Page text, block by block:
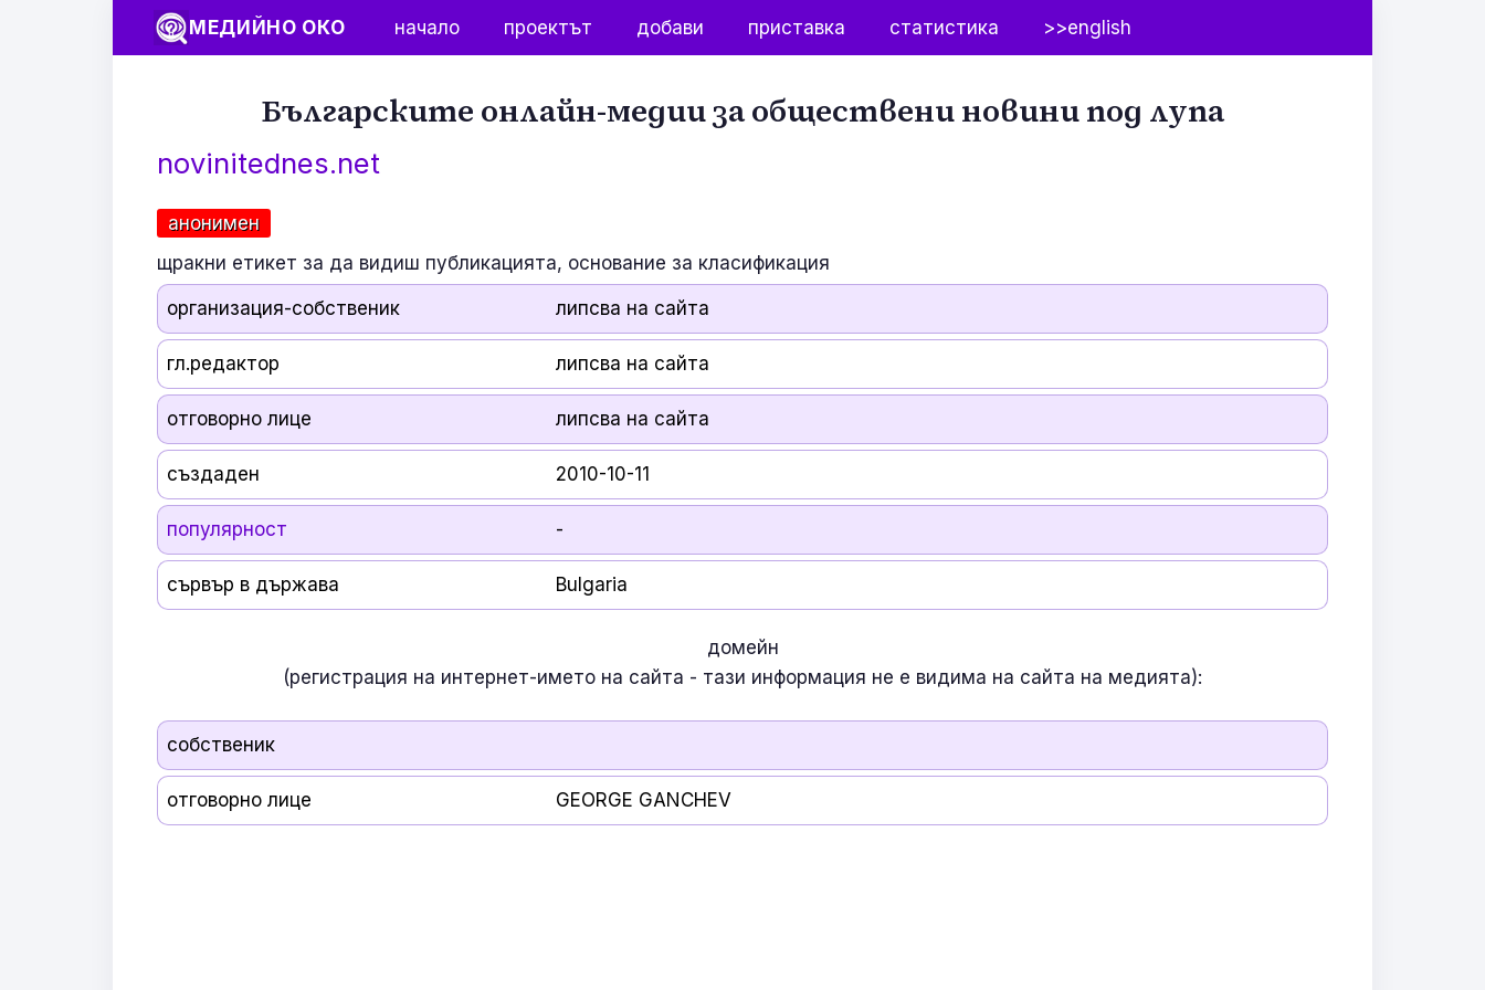
МЕДИЙНО ОКО начало проектът добави приставка статистика >>english
Българските онлайн-медии за обществени новини под лупа
novinitednes.net
анонимен
щракни етикет за да видиш публикацията, основание за класификация
организация-собственик липсва на сайта
гл.редактор липсва на сайта
отговорно лице липсва на сайта
създаден 2010-10-11
популярност -
сървър в държава Bulgaria
домейн
(регистрация на интернет-името на сайта - тази информация не е видима на сайта на медията):
собственик
отговорно лице GEORGE GANCHEV